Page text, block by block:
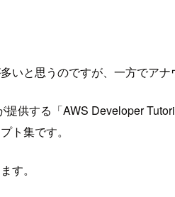
いと思うのですが、一方でア
提供する「AWS Developer
ト集です。
す。